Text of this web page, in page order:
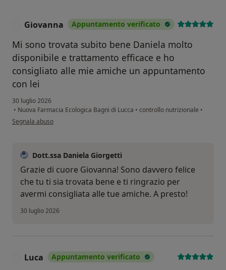
Giovanna Appuntamento verificato
Mi sono trovata subito bene Daniela molto
disponibile e trattamento efficace e ho
consigliato alle mie amiche un appuntamento
con lei
30 luglio 2026
• Nuova Farmacia Ecologica Bagni di Lucca • controllo nutrizionale •
secondo l'opinione dell'utente Giovanna
Segnala abuso
Dott.ssa Daniela Giorgetti
Grazie di cuore Giovanna! Sono davvero felice
che tu ti sia trovata bene e ti ringrazio per
avermi consigliata alle tue amiche. A presto!
30 luglio 2026
Luca Appuntamento verificato